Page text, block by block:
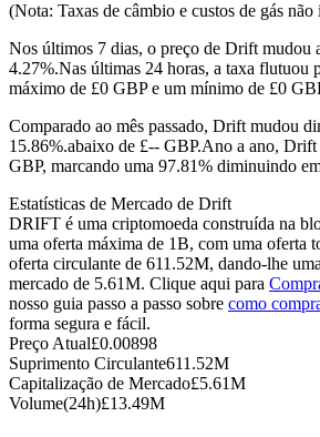
Futuros de USDC
Futuros usando USDC como garantia
Copiar Trading
(Nota: Taxas de câmbio e custos de gás
Nos últimos 7 dias, o preço de Drift mudou
4.27%.Nas últimas 24 horas, a taxa flutuou
máximo de £0 GBP e um mínimo de £0
Comparado ao mês passado, Drift mudou
15.86%.abaixo de £-- GBP.Ano a ano,
GBP, marcando uma 97.81% diminuindo
Estatísticas de Mercado de Drift
DRIFT é uma criptomoeda construída na
uma oferta máxima de 1B, com uma oferta
oferta circulante de 611.52M, dando-lhe
mercado de 5.61M. Clique aqui para
nosso guia passo a passo sobre como
forma segura e fácil.
Preço Atual£0.00898
Suprimento Circulante611.52M
Capitalização de Mercado£5.61M
Volume(24h)£13.49M